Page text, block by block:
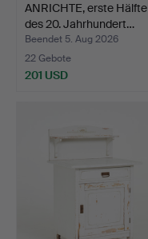
ANRICHTE, erste Hälfte
des 20. Jahrhundert…
Beendet 5. Aug 2026
22 Gebote
201 USD